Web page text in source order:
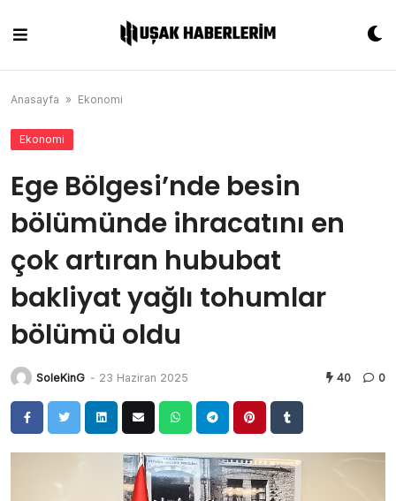
content
Anasayfa » Ekonomi
Ekonomi
Ege Bölgesi’nde besin
bölümünde ihracatını en
çok artıran hububat
bakliyat yağlı tohumlar
bölümü oldu
SoleKinG - 23 Haziran 2025 40 0